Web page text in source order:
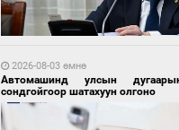
Монгол Улсын волейболын
өнөөдөр Хятадын эсрэг тоглоно
2026-08-03 өмнө
Автомашинд улсын
сондгойгоор шатахуун олгоно